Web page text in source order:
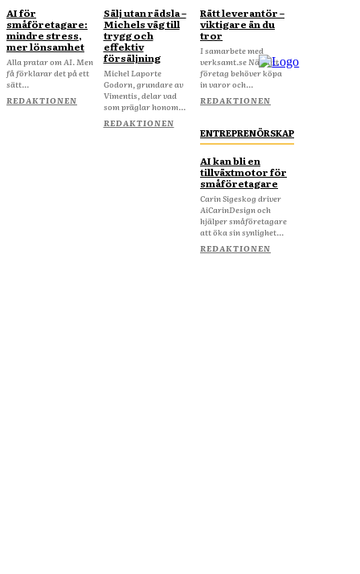
AI för
småföretagare:
mindre stress,
mer lönsamhet
Alla pratar om AI. Men
få förklarar det på ett
sätt...
REDAKTIONEN
Sälj utan rädsla –
Michels väg till
trygg och
effektiv
försäljning
Michel Laporte
Godorn, grundare av
Vimentis, delar vad
som präglar honom...
REDAKTIONEN
Rätt leverantör –
viktigare än du
tror
I samarbete med
verksamt.se När ditt
företag behöver köpa
in varor och...
REDAKTIONEN
ENTREPRENÖRSKAP
AI kan bli en
tillväxtmotor för
småföretagare
Carin Sigeskog driver
AiCarinDesign och
hjälper småföretagare
att öka sin synlighet...
REDAKTIONEN